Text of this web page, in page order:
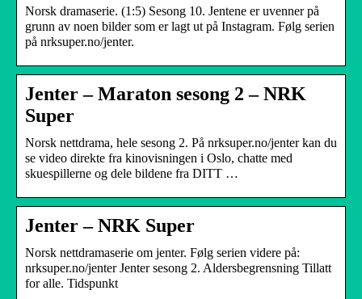
Norsk dramaserie. (1:5) Sesong 10. Jentene er uvenner på
grunn av noen bilder som er lagt ut på Instagram. Følg serien
på nrksuper.no/jenter.
Jenter – Maraton sesong 2 – NRK
Super
Norsk nettdrama, hele sesong 2. På nrksuper.no/jenter kan du
se video direkte fra kinovisningen i Oslo, chatte med
skuespillerne og dele bildene fra DITT …
Jenter – NRK Super
Norsk nettdramaserie om jenter. Følg serien videre på:
nrksuper.no/jenter Jenter sesong 2. Aldersbegrensning Tillatt
for alle. Tidspunkt